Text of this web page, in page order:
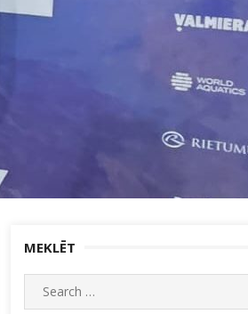
MEKLĒT
Search
for: